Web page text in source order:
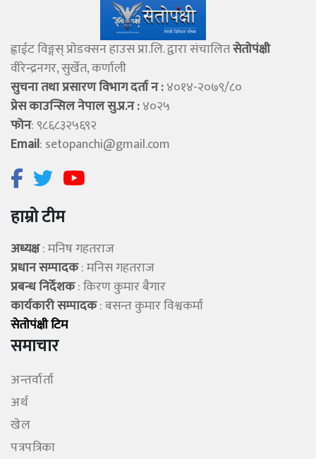
ह्वाईट विङ्गस् प्राेडक्सन हाउस प्रा.लि. द्वारा संचालितसेताेपंक्षी
वीरेन्द्रनगर, सुर्खेत, कर्णाली
सुचना तथा प्रसारण विभाग दर्ता न :४०१४-२०७९/८०
प्रेस काउन्सिल नेपाल सु.प्र.न :४०२५
फोन: ९८६८३२५६९२
Email: setopanchi@gmail.com
हाम्रो टीम
अध्यक्ष: मनिष गहतराज
प्रधान सम्पादक: मनिस गहतराज
प्रबन्ध निर्देशक: किरण कुमार बैगार
कार्यकारी सम्पादक: बसन्त कुमार विश्वकर्मा
सेताेपंक्षी टिम
समाचार
अन्तर्वार्ता
अर्थ
खेल
पत्रपत्रिका